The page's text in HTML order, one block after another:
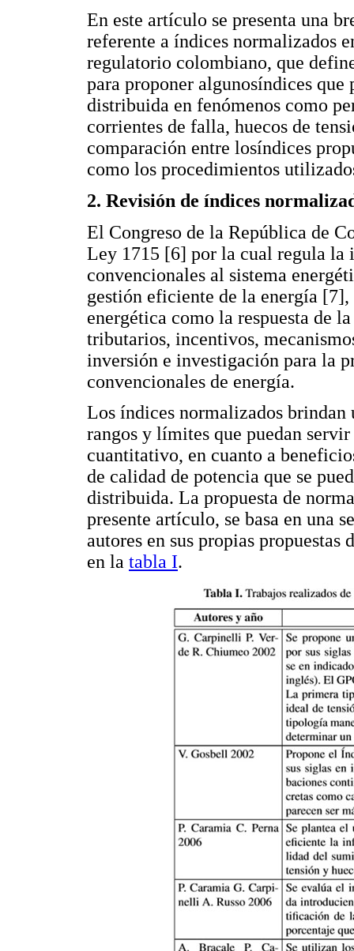
En este artículo se presenta una
referente a índices normalizados
regulatorio colombiano, que
para proponer algunosíndices
distribuida en fenómenos como
corrientes de falla, huecos de
comparación entre losíndices
como los procedimientos
2. Revisión de índices
El Congreso de la República de
Ley 1715 [6] por la cual regula la
convencionales al sistema
gestión eficiente de la energía
energética como la respuesta de
tributarios, incentivos,
inversión e investigación para la
convencionales de energía.
Los índices normalizados brindan
rangos y límites que puedan
cuantitativo, en cuanto a
de calidad de potencia que se
distribuida. La propuesta de
presente artículo, se basa en una
autores en sus propias
en la tabla I.